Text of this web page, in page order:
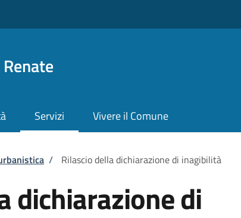
Servizi Vivere il Comune
/ Rilascio della dichiarazione di inagibilità
dichiarazione di